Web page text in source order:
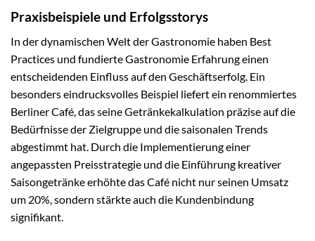
Praxisbeispiele und Erfolgsstorys
In der dynamischen Welt der Gastronomie haben Best
Practices und fundierte Gastronomie Erfahrung einen
entscheidenden Einfluss auf den Geschäftserfolg. Ein
besonders eindrucksvolles Beispiel liefert ein renommiertes
Berliner Café, das seine Getränkekalkulation präzise auf die
Bedürfnisse der Zielgruppe und die saisonalen Trends
abgestimmt hat. Durch die Implementierung einer
angepassten Preisstrategie und die Einführung kreativer
Saisongetränke erhöhte das Café nicht nur seinen Umsatz
um 20%, sondern stärkte auch die Kundenbindung
signifikant.